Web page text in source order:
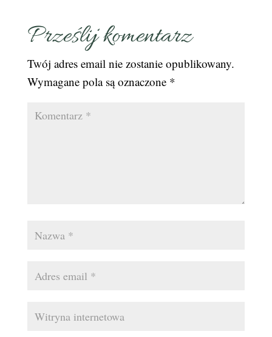
Prześlij komentarz
Twój adres email nie zostanie opublikowany.
Wymagane pola są oznaczone *